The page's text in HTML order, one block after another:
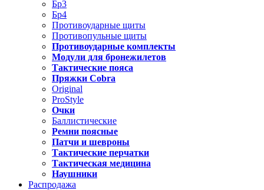
Бр3
Бр4
Противоударные щиты
Противопульные щиты
Противоударные комплекты
Модули для бронежилетов
Тактические пояса
Пряжки Cobra
Original
ProStyle
Очки
Баллистические
Ремни поясные
Патчи и шевроны
Тактические перчатки
Тактическая медицина
Наушники
Распродажа